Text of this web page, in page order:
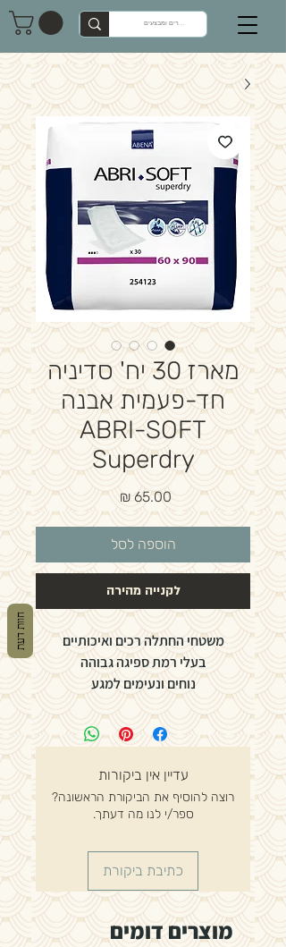
מארז 30 יח' סדיניה
חד-פעמית אבנה
ABRI-SOFT
Superdry
מחיר
הוספה לסל
לקנייה מהירה
משטחי החתלה רכים ואיכותיים
בעלי רמת ספיגה גבוהה
נוחים ונעימים למגע
30 יח' לשימוש חד פעמי
צד תחתון אטום למים, קצוות הסדיניה גם
אטומים למים
גודל 60x90 ס״מ
Abri-Soft Superdry
סדיניות איכותיות תוצרת ABENA דנמרק
עדיין אין ביקורות
רוצה להוסיף את הביקורת הראשונה?
ספר/י לנו מה דעתך.
כתיבת ביקורת
מוצרים דומים
חוות דעת